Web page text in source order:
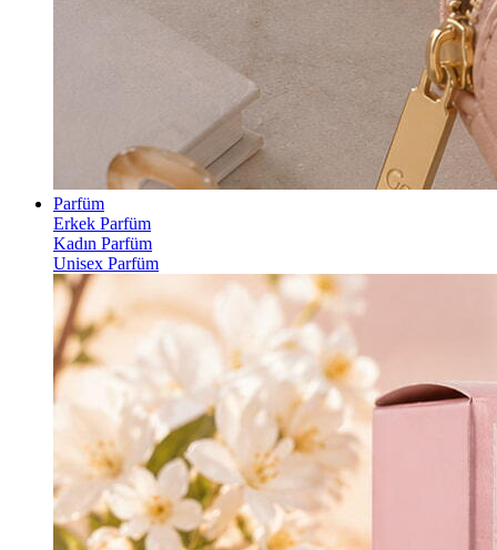
Parfüm
Erkek Parfüm
Kadın Parfüm
Unisex Parfüm